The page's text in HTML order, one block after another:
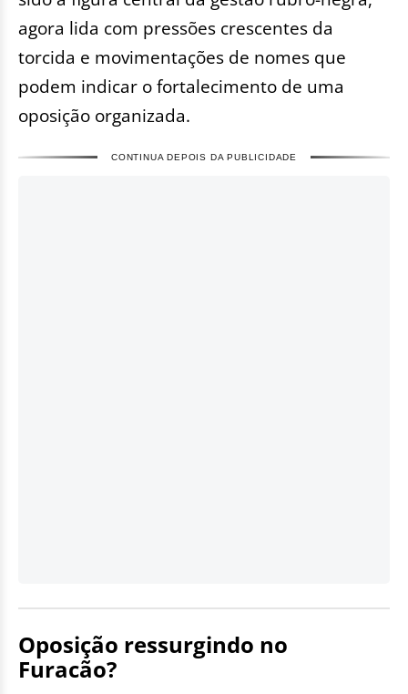
agora lida com pressões crescentes da
torcida e movimentações de nomes que
podem indicar o fortalecimento de uma
oposição organizada.
CONTINUA DEPOIS DA PUBLICIDADE
Oposição ressurgindo no
Furacão?